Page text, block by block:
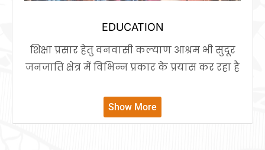
EDUCATION
शिक्षा प्रसार हेतु वनवासी कल्याण आश्रम भी सुदूर
जनजाति क्षेत्र में विभिन्न प्रकार के प्रयास कर रहा है
Show More